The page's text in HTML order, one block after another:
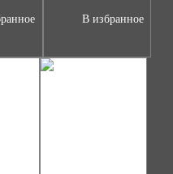
В избранное